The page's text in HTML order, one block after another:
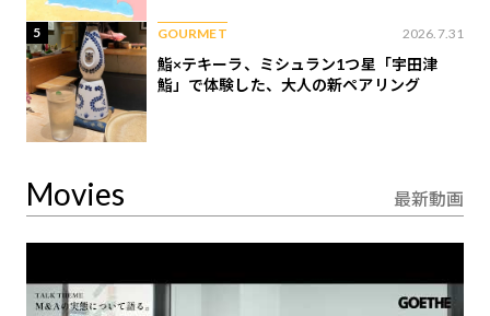
5 GOURMET 2026.7.31
鮨×テキーラ、ミシュラン1つ星「宇田津
鮨」で体験した、大人の新ペアリング
Movies 最新動画